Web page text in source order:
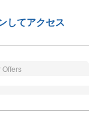
してアクセス